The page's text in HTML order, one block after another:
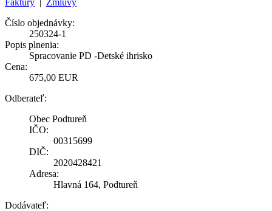
Číslo objednávky:
250324-1
Popis plnenia:
Spracovanie PD -Detské ihrisko
Cena:
675,00 EUR
Odberateľ:
Obec Podtureň
IČO:
00315699
DIČ:
2020428421
Adresa:
Hlavná 164, Podtureň
Dodávateľ: